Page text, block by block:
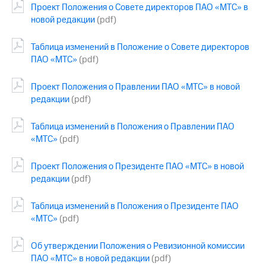
Проект Положения о Совете директоров ПАО «МТС» в
новой редакции(pdf)
Таблица изменений в Положение о Совете директоров
ПАО «МТС» (pdf)
Проект Положения о Правлении ПАО «МТС» в новой
редакции(pdf)
Таблица изменений в Положения о Правлении ПАО
«МТС» (pdf)
Проект Положения о Президенте ПАО «МТС» в новой
редакции(pdf)
Таблица изменений в Положения о Президенте ПАО
«МТС» (pdf)
Об утверждении Положения о Ревизионной комиссии
ПАО «МТС» в новой редакции(pdf)